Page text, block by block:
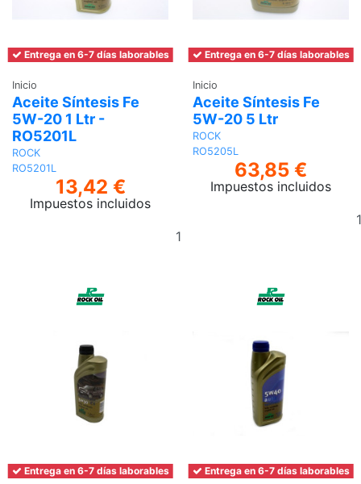
Entrega en 6-7 días laborables
Inicio
Aceite Síntesis Fe
5W-20 1 Ltr -
RO5201L
ROCK
RO5201L
13,42 €
Impuestos incluidos
Entrega en 6-7 días laborables
Inicio
Aceite Síntesis Fe
5W-20 5 Ltr
ROCK
RO5205L
63,85 €
Impuestos incluidos
Entrega en 6-7 días laborables Entrega en 6-7 días laborables